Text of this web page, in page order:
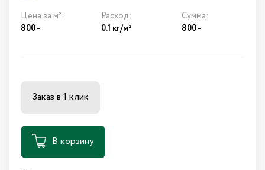
Цена за м²:
800 -
Расход:
0.1 кг/м²
Сумма:
800-
Заказ в 1 клик
В корзину